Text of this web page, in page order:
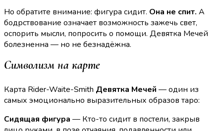
Но обратите внимание: фигура сидит. Она не спит. А
бодрствование означает возможность зажечь свет,
оспорить мысли, попросить о помощи. Девятка Мечей
болезненна — но не безнадёжна.
Символизм на карте
Карта Rider-Waite-Smith Девятка Мечей — один из
самых эмоционально выразительных образов таро:
Сидящая фигура — Кто-то сидит в постели, закрыв